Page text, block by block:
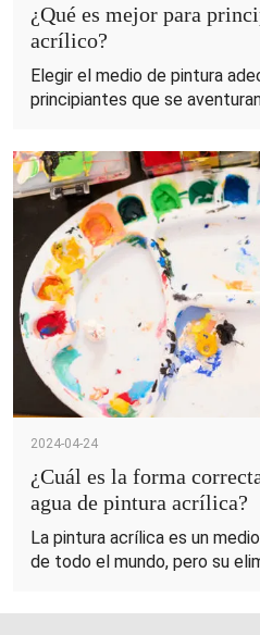
¿Qué es mejor para
acrílico?
Elegir el medio de pintura
principiantes que se
experiencia de aprendizaje.
profundizaremos en el
las pinturas acrílicas, dos
principiantes. Al brindar
nuestro objetivo es ayudar a
decisiones informadas y
artísticos con confianza.
2024-04-24
¿Cuál es la forma
agua de pintura acrílica?
La pintura acrílica es un
de todo el mundo, pero su
del agua con pintura acrílica